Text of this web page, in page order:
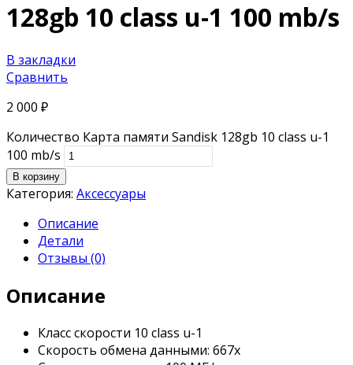
128gb 10 class u-1 100 mb/s
В закладки
Сравнить
2 000 ₽
Количество Карта памяти Sandisk 128gb 10 class u-1
100 mb/s
В корзину
Категория: Аксессуары
Описание
Детали
Отзывы (0)
Описание
Класс скорости 10 class u-1
Скорость обмена данными: 667x